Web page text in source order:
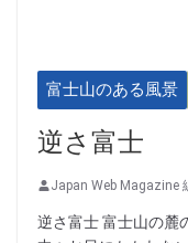
富士山のある風景
逆さ富士
Japan Web Magazine
逆さ富士 富士山の麓